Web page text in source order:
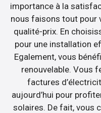
importance à la
nous faisons tout pour
qualité-prix. En
pour une installation
Egalement, vous
renouvelable. Vous
factures
aujourd’hui pour
solaires. De fait, vous